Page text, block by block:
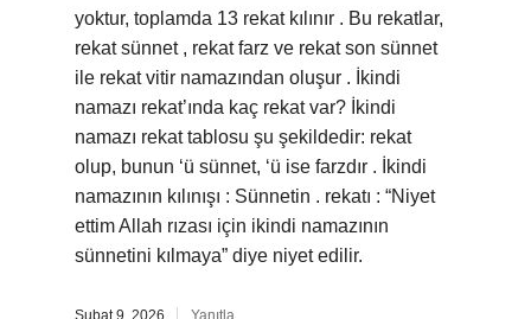
yoktur, toplamda 13 rekat kılınır . Bu rekatlar,
rekat sünnet , rekat farz ve rekat son sünnet
ile rekat vitir namazından oluşur . İkindi
namazı rekat’ında kaç rekat var? İkindi
namazı rekat tablosu şu şekildedir: rekat
olup, bunun ‘ü sünnet, ‘ü ise farzdır . İkindi
namazının kılınışı : Sünnetin . rekatı : “Niyet
ettim Allah rızası için ikindi namazının
sünnetini kılmaya” diye niyet edilir.
Şubat 9, 2026 Yanıtla